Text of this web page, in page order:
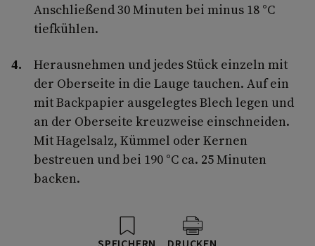
Anschließend 30 Minuten bei minus 18 °C
tiefkühlen.
Herausnehmen und jedes Stück einzeln mit
der Oberseite in die Lauge tauchen. Auf ein
mit Backpapier ausgelegtes Blech legen und
an der Oberseite kreuzweise einschneiden.
Mit Hagelsalz, Kümmel oder Kernen
bestreuen und bei 190 °C ca. 25 Minuten
backen.